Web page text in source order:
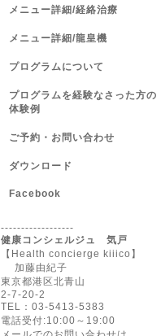
メニュー詳細/経絡治療
メニュー詳細/龍皇機
プログラムについて
プログラムを経験なさった方の
体験例
ご予約・お問い合わせ
ダウンロード
Facebook
------------------
健康コンシェルジュ 気戸
【Health concierge kiiico】
加藤由紀子
東京都港区北青山
2-7-20-2
TEL：03-5413-5383
電話受付:10:00～19:00